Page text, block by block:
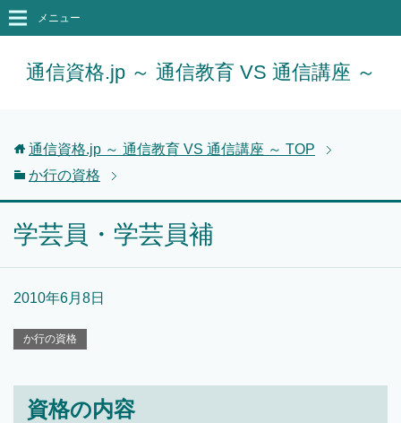
通信資格.jp ～ 通信教育 VS 通信講座 ～
メニュー
通信資格.jp ～ 通信教育 VS 通信講座 ～ TOP
か行の資格
学芸員・学芸員補
2010年6月8日
か行の資格
資格の内容